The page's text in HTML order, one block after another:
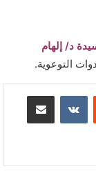
د/ إلهام
التوعوية.